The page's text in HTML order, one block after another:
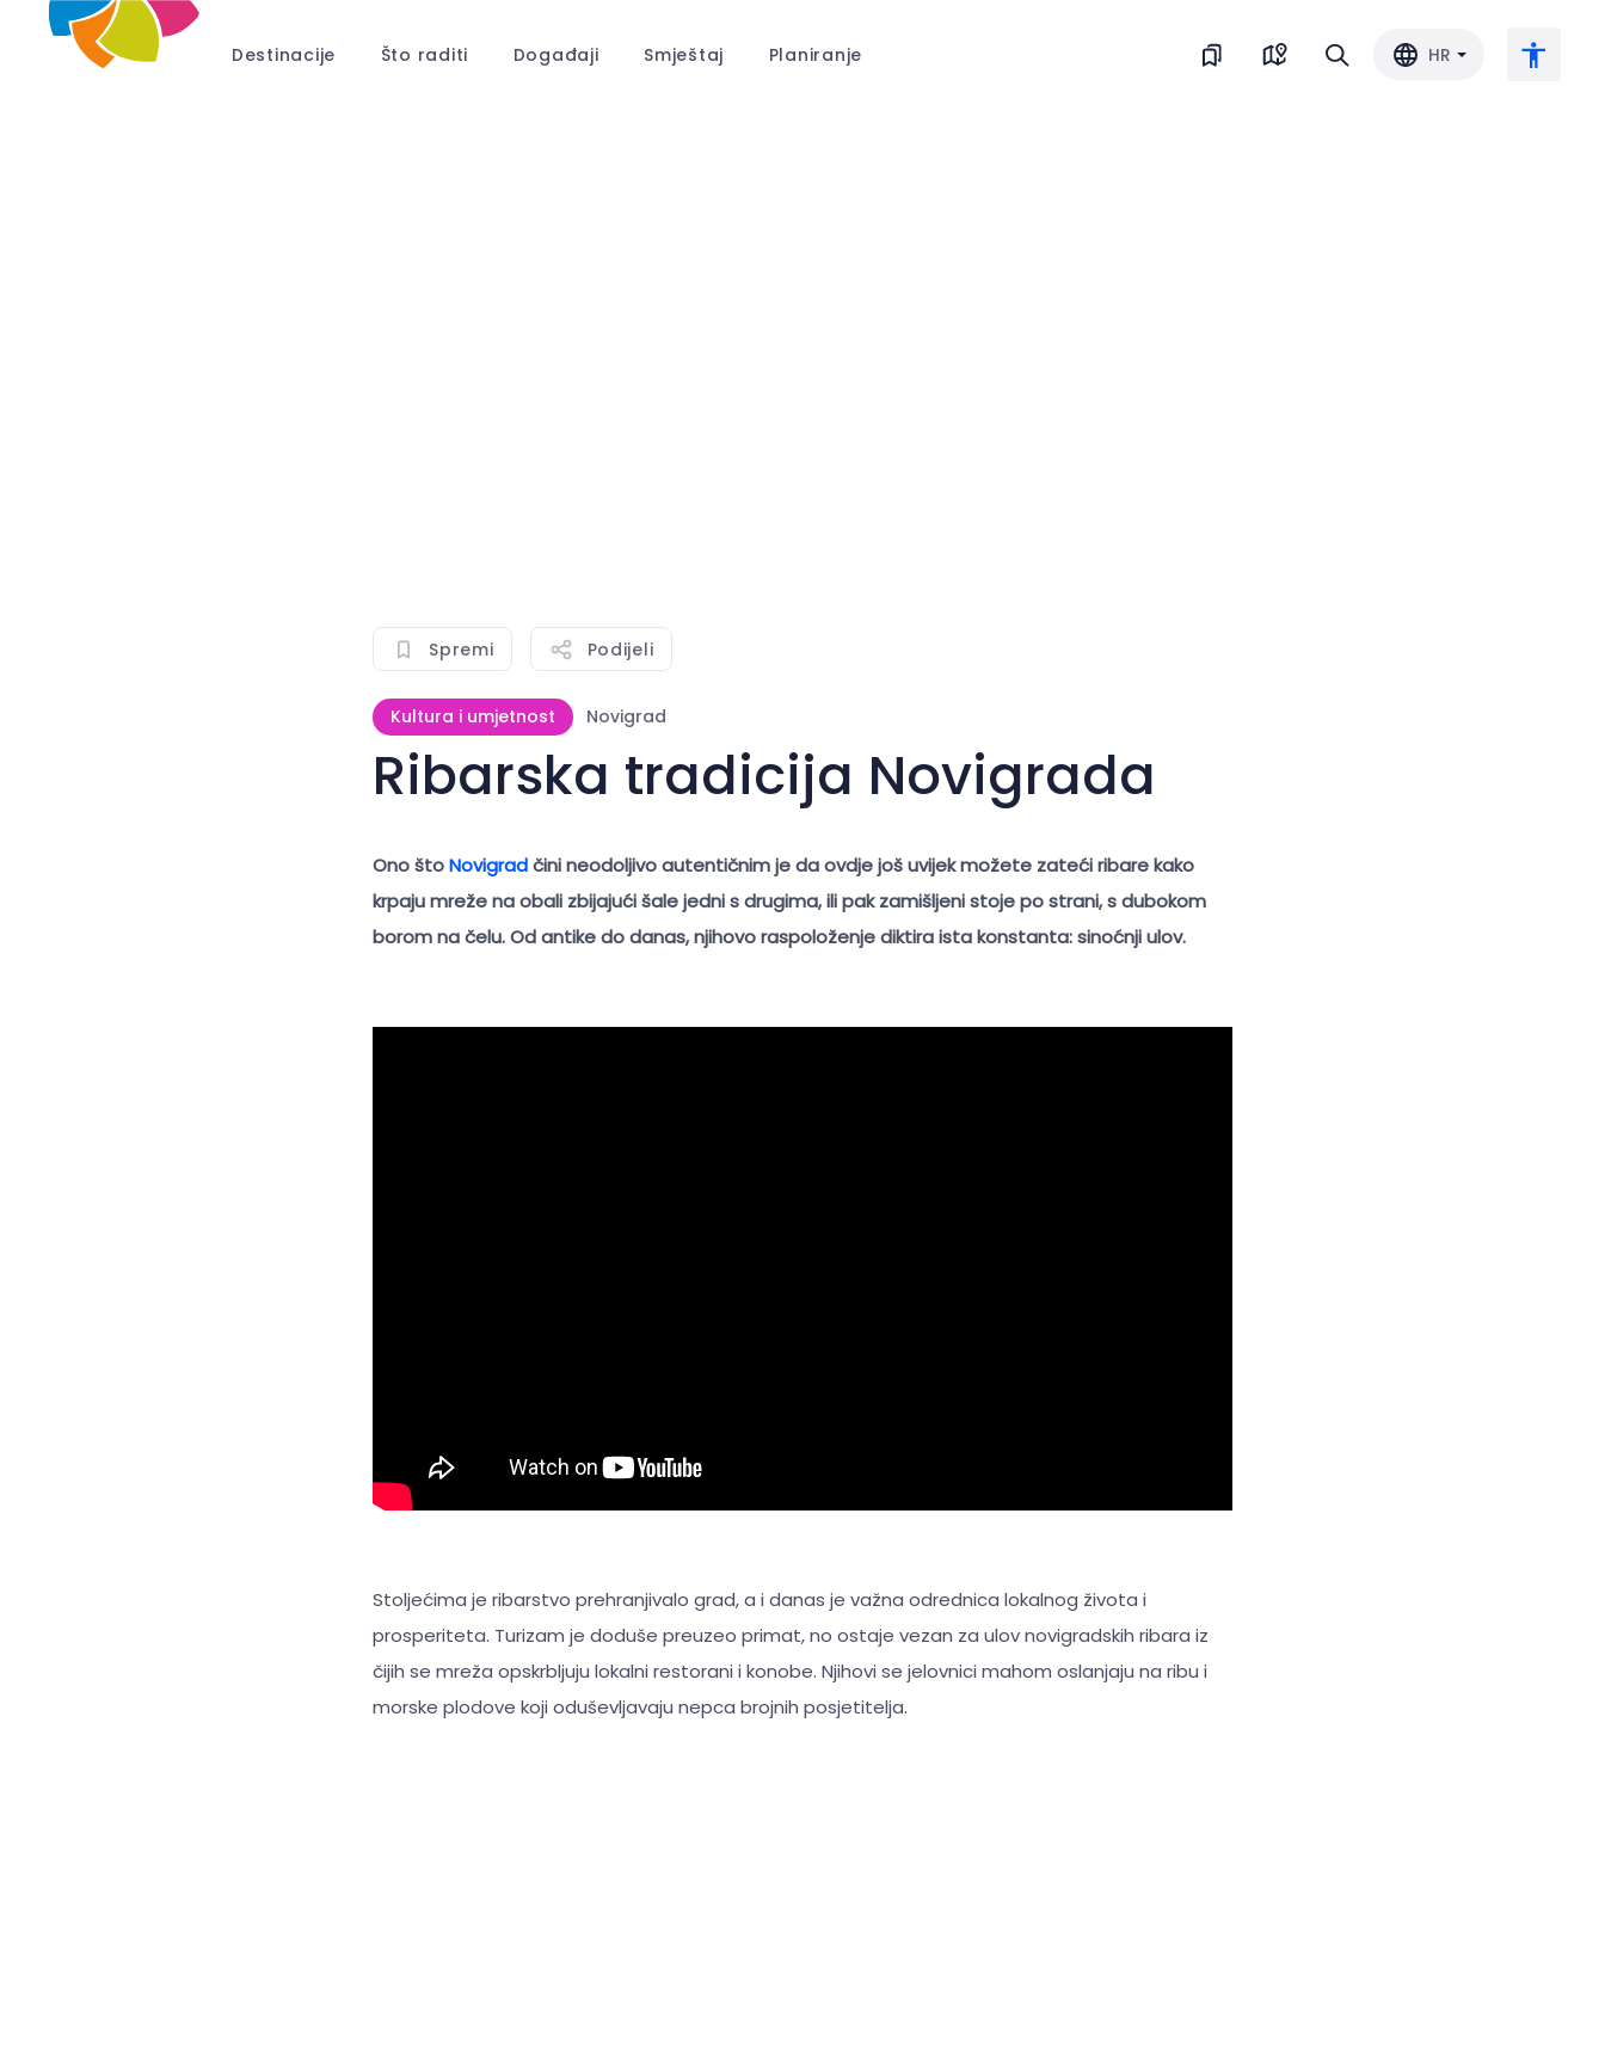
Destinacije Što raditi Događaji Smještaj Planiranje HR
Spremi Podijeli
Kultura i umjetnost Novigrad
Ribarska tradicija Novigrada
Ono štoNovigradčini neodoljivo autentičnim je da ovdje još uvijek možete zateći ribare kako
krpaju mreže na obali zbijajući šale jedni s drugima, ili pak zamišljeni stoje po strani, s dubokom
borom na čelu. Od antike do danas, njihovo raspoloženje diktira ista konstanta: sinoćnji ulov.
Stoljećima je ribarstvo prehranjivalo grad, a i danas je važna odrednica lokalnog života i
prosperiteta. Turizam je doduše preuzeo primat, no ostaje vezan za ulov novigradskih ribara iz
čijih se mreža opskrbljuju lokalni restorani i konobe. Njihovi se jelovnici mahom oslanjaju na ribu i
morske plodove koji oduševljavaju nepca brojnih posjetitelja.